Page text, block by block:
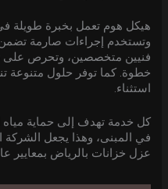
هيكل هوم تعمل بخبرة طويلة
وتستخدم إجراءات صارمة تضمن
فنيين متخصصين، وتحرص على
خطوة. كما توفر حلول متنوعة
استثناء.
كل خدمة تهدف إلى حماية
في المبنى، وهذا يجعل الشركة
عزل خزانات بالرياض بمعايير